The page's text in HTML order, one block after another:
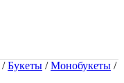
/ Букеты / Монобукеты /